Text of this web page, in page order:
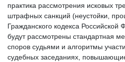
практика рассмотрения исковых
штрафных санкций (неустойки,
Гражданского кодекса Российской
будут рассмотрены стандартная
споров судьями и алгоритмы
судебных заседаниях,